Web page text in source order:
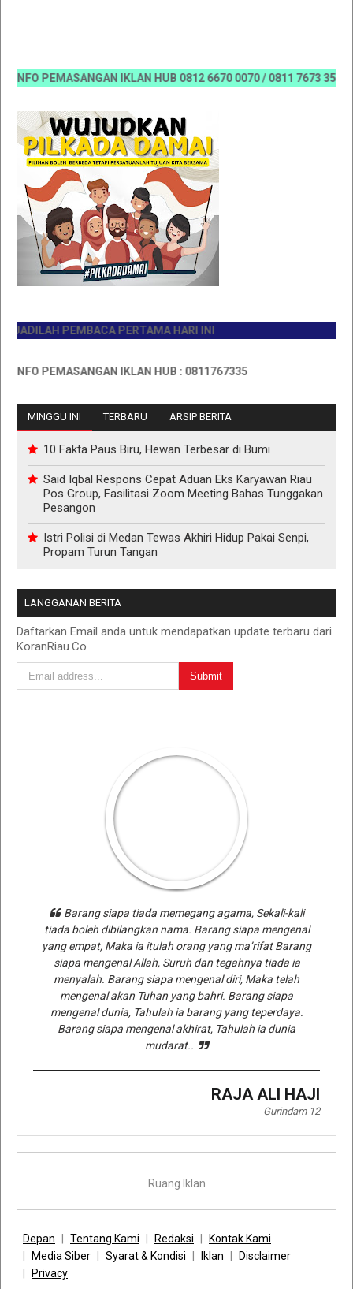
PEMASANGAN IKLAN HUB 0812 6670 0070 / 0811 7673 35,
PEMBACA PERTAMA HARI INI
PEMASANGAN IKLAN HUB : 0811767335
MINGGU INI TERBARU ARSIP BERITA
10 Fakta Paus Biru, Hewan Terbesar di Bumi
Said Iqbal Respons Cepat Aduan Eks Karyawan Riau
Pos Group, Fasilitasi Zoom Meeting Bahas Tunggakan
Pesangon
Istri Polisi di Medan Tewas Akhiri Hidup Pakai Senpi,
Propam Turun Tangan
LANGGANAN BERITA
Daftarkan Email anda untuk mendapatkan update terbaru dari
KoranRiau.Co
Barang siapa tiada memegang agama, Sekali-kali
tiada boleh dibilangkan nama. Barang siapa mengenal
yang empat, Maka ia itulah orang yang ma’rifat Barang
siapa mengenal Allah, Suruh dan tegahnya tiada ia
menyalah. Barang siapa mengenal diri, Maka telah
mengenal akan Tuhan yang bahri. Barang siapa
mengenal dunia, Tahulah ia barang yang teperdaya.
Barang siapa mengenal akhirat, Tahulah ia dunia
mudarat..
RAJA ALI HAJI
Gurindam 12
Ruang Iklan
Depan Tentang Kami Redaksi
Kontak Kami
Media Siber
Syarat & Kondisi Iklan
Disclaimer
Privacy